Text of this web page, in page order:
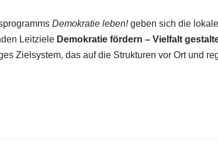
Demokratie leben!geben sich die
Leitziele Demokratie fördern – Vielfalt
Zielsystem, das auf die Strukturen vor Ort und